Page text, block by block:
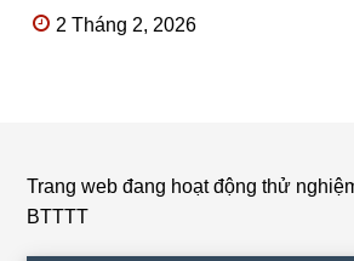
2 Tháng 2, 2026
Footer
Trang web đang hoạt động thử
BTTTT